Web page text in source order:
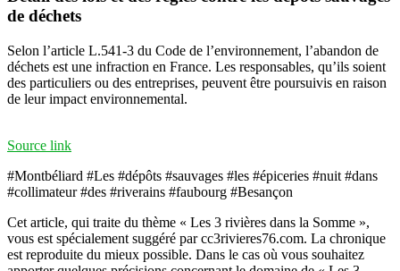
de déchets
Selon l’article L.541-3 du Code de l’environnement, l’abandon de
déchets est une infraction en France. Les responsables, qu’ils soient
des particuliers ou des entreprises, peuvent être poursuivis en raison
de leur impact environnemental.
Source link
#Montbéliard #Les #dépôts #sauvages #les #épiceries #nuit #dans
#collimateur #des #riverains #faubourg #Besançon
Cet article, qui traite du thème « Les 3 rivières dans la Somme »,
vous est spécialement suggéré par cc3rivieres76.com. La chronique
est reproduite du mieux possible. Dans le cas où vous souhaitez